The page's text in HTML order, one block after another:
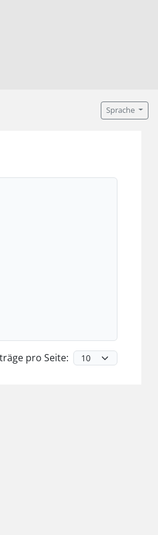
Sprache
pro Seite: